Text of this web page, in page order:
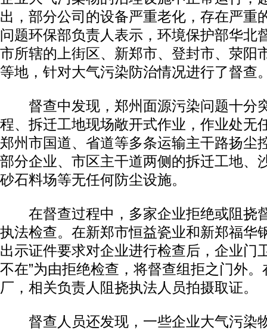
出，部分公司的设备严重老化，存在严重
问题环保部负责人表示，环境保护部华北
市所辖的上街区、新郑市、登封市、荥阳
等地，针对大气污染防治情况进行了督查
督查中发现，郑州面源污染问题十分
程、拆迁工地现场敞开式作业，作业处无
郑州市国道、省道等多条运输主干路扬尘
部分企业、市区主干道两侧的拆迁工地、
砂石料场等无任何防尘设施。
在督查过程中，多家企业拒绝或阻挠
执法检查。在新郑市恒益瓷业和新郑福华
出示证件要求对企业进行检查后，企业门
不在”为由拒绝检查，将督查组拒之门外
厂，相关负责人阻挠执法人员拍摄取证。
督查人员还发现，一些企业大气污染